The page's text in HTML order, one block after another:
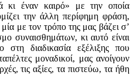
έναν καιρό» με την οποία
την άλλη περίφημη φράση,
με τον τρόπο της μας βάζει σ’
συναισθημάτων, κι αυτό είναι
στη διαδικασία εξέλιξης που
μοναδικοί, μας ανοίγουν
τις αξίες, τα πιστεύω, τα ήθη